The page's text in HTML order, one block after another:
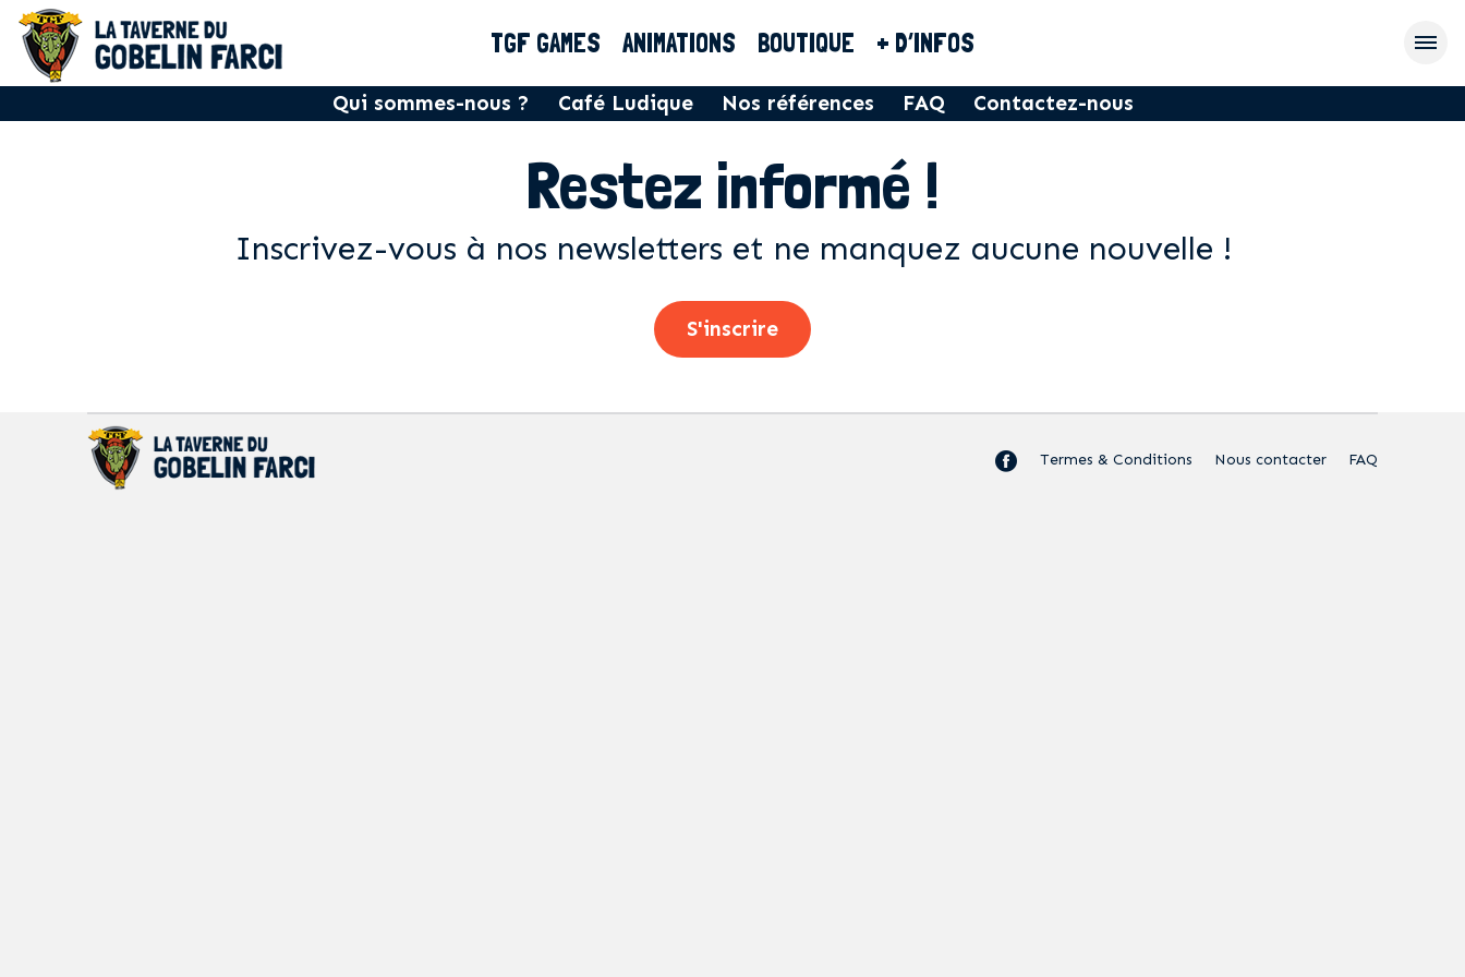
TGF GAMES ANIMATIONS BOUTIQUE + D’INFOS
Qui sommes-nous ? Café Ludique Nos références FAQ Contactez-nous
Restez informé !
Inscrivez-vous à nos newsletters et ne manquez aucune nouvelle !
S'inscrire
Termes & Conditions Nous contacter FAQ